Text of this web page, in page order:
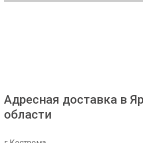
Адресная доставка в
области